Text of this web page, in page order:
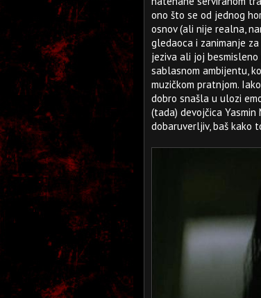
ono što se od jednog
osnov (ali nije realna,
gledaoca i zanimanje
jeziva ali joj
sablasnom ambijentu,
muzičkom pratnjom.
dobro snašla u ulozi
(tada) devojčica
dobaruverljiv, baš kako